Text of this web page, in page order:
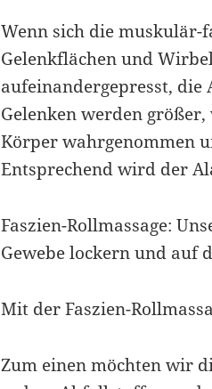
Wenn sich die muskulär-
Gelenkflächen und
aufeinandergepresst, die
Gelenken werden
Körper wahrgenommen
Entsprechend wird der
Faszien-Rollmassage:
Gewebe lockern und auf
Mit der Faszien-
Zum einen möchten wir